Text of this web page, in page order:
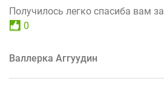
Получилось легко спасиба вам
0
Валлерка Аггуудин